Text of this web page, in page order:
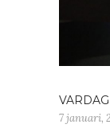
7 januari,